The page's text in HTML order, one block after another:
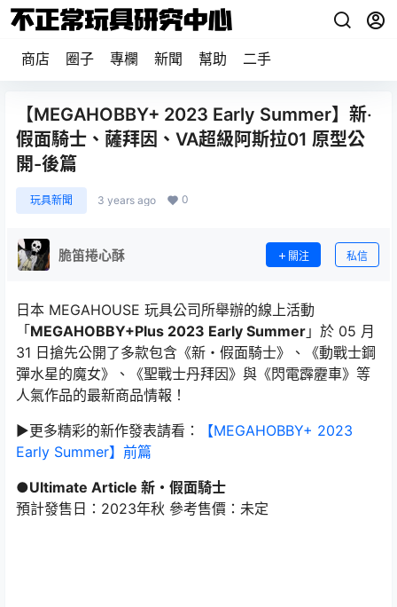
商店 圈子 專欄 新聞 幫助 二手
【MEGAHOBBY+ 2023 Early Summer】新‧
假面騎士、薩拜因、VA超級阿斯拉01 原型公
開-後篇
玩具新聞 3 years ago 0
脆笛捲心酥 關注 私信
日本 MEGAHOUSE 玩具公司所舉辦的線上活動
「MEGAHOBBY+Plus 2023 Early Summer 」於 05 月
31 日搶先公開了多款包含《新・假面騎士》、《動戰士鋼
彈水星的魔女》、《聖戰士丹拜因》與《閃電霹靂車》等
人氣作品的最新商品情報！
►更多精彩的新作發表請看：
【MEGAHOBBY+ 2023
Early Summer】前篇
●Ultimate Article 新・假面騎士
預計發售日：2023年秋 參考售價：未定